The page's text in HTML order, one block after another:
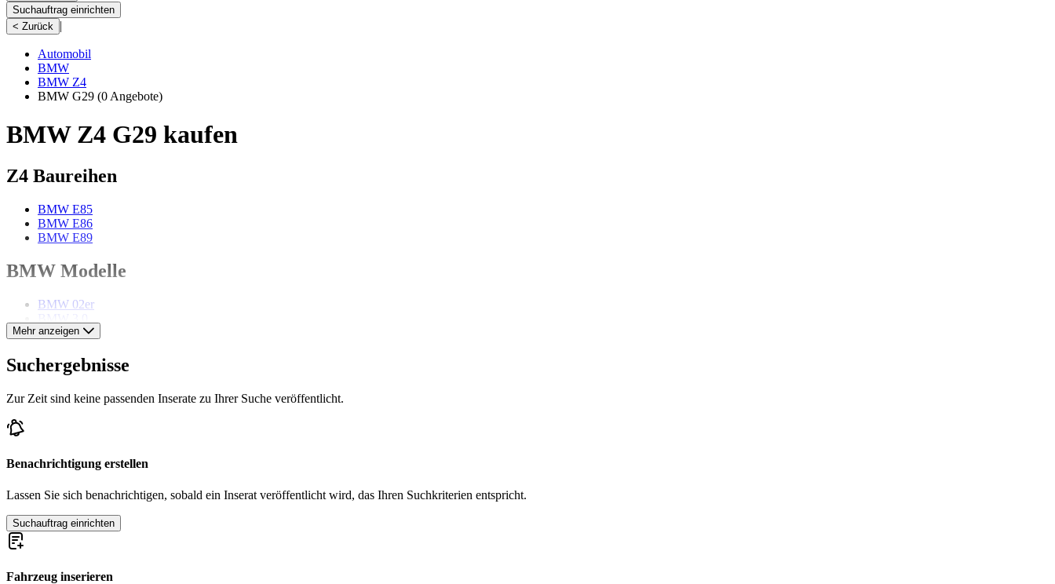
Suchauftrag einrichten
< Zurück
|
Automobil
BMW
BMW Z4
BMW G29 (0 Angebote)
BMW Z4 G29 kaufen
Z4 Baureihen
BMW E85
BMW E86
BMW E89
BMW Modelle
BMW 02er
BMW 327
BMW 3er
BMW 503
BMW 6er
BMW Z8
Mehr anzeigen
Suchergebnisse
Zur Zeit sind keine passenden Inserate zu Ihrer Suche veröffentlicht.
Benachrichtigung erstellen
Lassen Sie sich benachrichtigen, sobald ein Inserat veröffentlicht wird, das Ihren Suchkriterien entspricht.
Suchauftrag einrichten
Fahrzeug inserieren